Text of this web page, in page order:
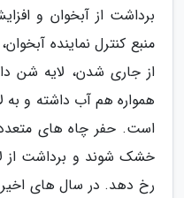
برداشت از آبخوان و
منبع کنترل نماینده
از جاری شدن، لایه شن
همواره هم آب داشته و به
است. حفر چاه های
خشک شوند و برداشت از
رخ دهد. در سال های اخیر